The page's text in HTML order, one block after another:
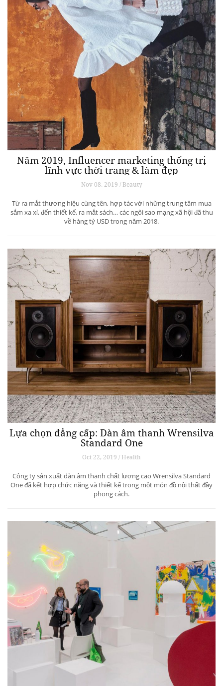
Năm 2019, Influencer marketing thống trị
lĩnh vực thời trang & làm đẹp
Nov 08, 2019 / Beauty
Từ ra mắt thương hiệu cùng tên, hợp tác với những trung tâm mua
sắm xa xỉ, đến thiết kế, ra mắt sách… các ngôi sao mạng xã hội đã thu
về hàng tỷ USD trong năm 2018.
Lựa chọn đẳng cấp: Dàn âm thanh Wrensilva
Standard One
Oct 22, 2019 / Health
Công ty sản xuất dàn âm thanh chất lượng cao Wrensilva Standard
One đã kết hợp chức năng và thiết kế trong một món đồ nội thất đầy
phong cách.